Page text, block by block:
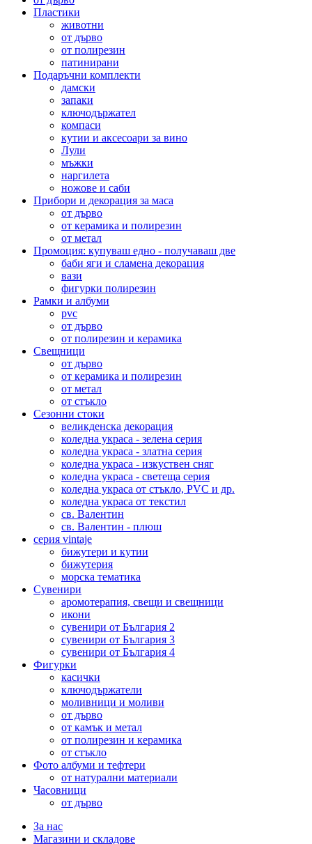
Пластики
животни
от дърво
от полирезин
патинирани
Подаръчни комплекти
дамски
запаки
ключодържател
компаси
кутии и аксесоари за вино
Лули
мъжки
наргилета
ножове и саби
Прибори и декорация за маса
от дърво
от керамика и полирезин
от метал
Промоция: купуваш едно - получаваш две
баби яги и сламена декорация
вази
фигурки полирезин
Рамки и албуми
pvc
от дърво
от полирезин и керамика
Свещници
от дърво
от керамика и полирезин
от метал
от стъкло
Сезонни стоки
великденска декорация
коледна украса - зелена серия
коледна украса - златна серия
коледна украса - изкуствен сняг
коледна украса - светеща серия
коледна украса от стъкло, PVC и др.
коледна украса от текстил
св. Валентин
св. Валентин - плюш
серия vintaje
бижутери и кутии
бижутерия
морска тематика
Сувенири
аромотерапия, свещи и свещници
икони
сувенири от България 2
сувенири от България 3
сувенири от България 4
Фигурки
касички
ключодържатели
моливници и моливи
от дърво
от камък и метал
от полирезин и керамика
от стъкло
Фото албуми и тефтери
от натурални материали
Часовници
от дърво
За нас
Магазини и складове